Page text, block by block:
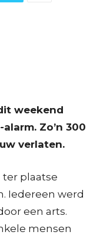
weekend
Zo’n 300
verlaten.
ter plaatse
Iedereen werd
een arts.
mensen